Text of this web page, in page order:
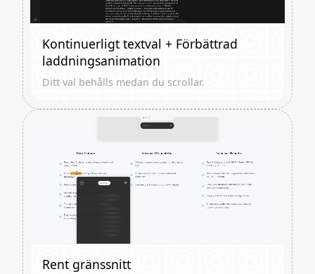
Kontinuerligt textval + Förbättrad
laddningsanimation
Ditt val behålls medan du scrollar.
Rent gränssnitt